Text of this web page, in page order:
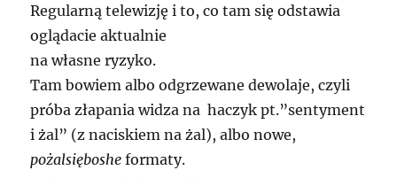
Regularną telewizję i to, co tam się odstawia
oglądacie aktualnie
na własne ryzyko.
Tam bowiem albo odgrzewane dewolaje, czyli
próba złapania widza na haczyk pt.”sentyment
i żal” (z naciskiem na żal), albo nowe,
pożalsięboshe formaty.